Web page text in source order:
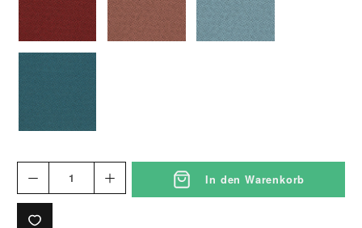
1373weinrot 1374rosé 1375blaugrau
1376petrol
In den Warenkorb